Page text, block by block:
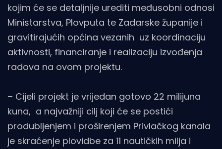
kojim će se detaljnije urediti međusobni odnosi
Ministarstva, Plovputa te Zadarske županije i
gravitirajućih općina vezanih uz koordinaciju
aktivnosti, financiranje i realizaciju izvođenja
radova na ovom projektu.
– Cijeli projekt je vrijedan gotovo 22 milijuna
kuna, a najvažniji cilj koji će se postići
produbljenjem i proširenjem Privlačkog kanala
je skraćenje plovidbe za 11 nautičkih milja i